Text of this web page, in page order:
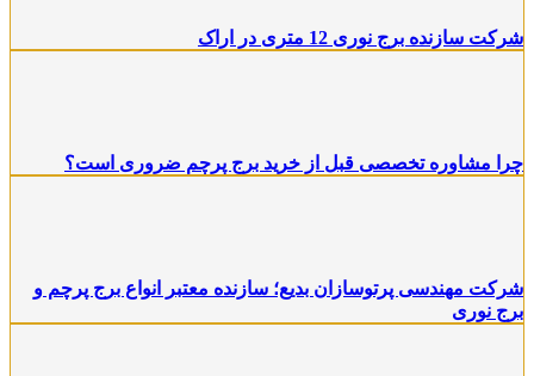
شرکت سازنده برج نوری 12 متری در اراک
چرا مشاوره تخصصی قبل از خرید برج پرچم ضروری است؟
شرکت مهندسی پرتوسازان بدیع؛ سازنده معتبر انواع برج پرچم و
برج نوری